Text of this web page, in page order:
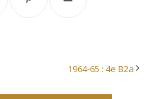
1964-65 : 4e B2a